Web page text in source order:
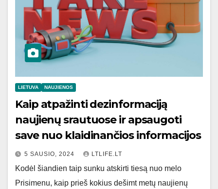
LIETUVA NAUJIENOS
Kaip atpažinti dezinformaciją
naujienų srautuose ir apsaugoti
save nuo klaidinančios informacijos
5 SAUSIO, 2024 LTLIFE.LT
Kodėl šiandien taip sunku atskirti tiesą nuo melo
Prisimenu, kaip prieš kokius dešimt metų naujienų